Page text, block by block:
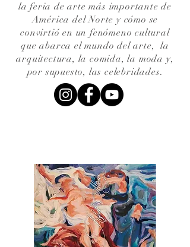
la feria de arte más importante de
América del Norte y cómo se
convirtió en un fenómeno cultural
que abarca el mundo del arte,la
arquitectura, la comida, la moda y,
por supuesto, las celebridades.